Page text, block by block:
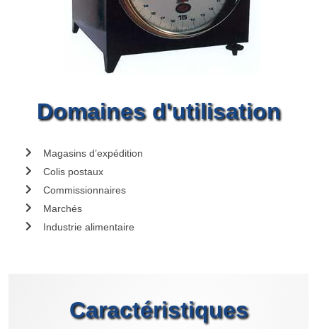
Domaines d'utilisation
Magasins d’expédition
Colis postaux
Commissionnaires
Marchés
Industrie alimentaire
Caractéristiques